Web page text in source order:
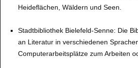
Heideflächen, Wäldern und Seen.
Stadtbibliothek Bielefeld-Senne: Die
an Literatur in verschiedenen
Computerarbeitsplätze zum Arbeiten